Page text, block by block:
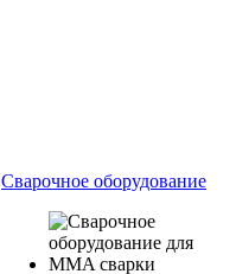
Сварочное оборудование